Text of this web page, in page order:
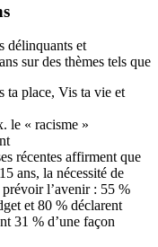
délinquants et
sur des thèmes tels que
ta place, Vis ta vie et
le « racisme »
récentes affirment que
ans, la nécessité de
prévoir l’avenir : 55 %
et 80 % déclarent
31 % d’une façon